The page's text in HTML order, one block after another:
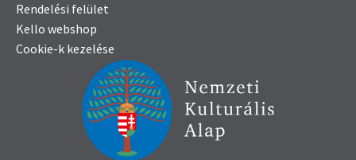
Rendelési felület
Kello webshop
Cookie-k kezelése